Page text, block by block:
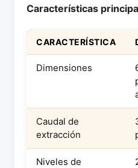
Características
CARACTERÍSTICA
Dimensiones
Caudal de
extracción
Niveles de